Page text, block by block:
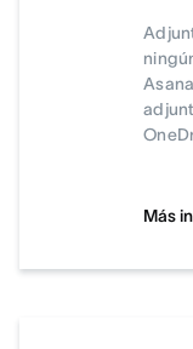
Más